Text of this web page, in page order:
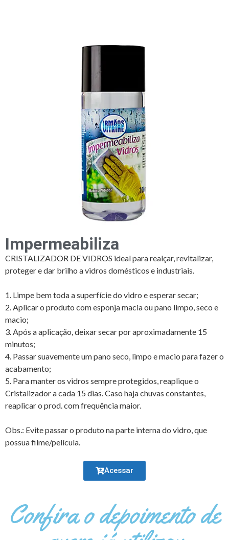
Impermeabiliza
CRISTALIZADOR DE VIDROS ideal para realçar, revitalizar,
proteger e dar brilho a vidros domésticos e industriais.
1. Limpe bem toda a superfície do vidro e esperar secar;
2. Aplicar o produto com esponja macia ou pano limpo, seco e
macio;
3. Após a aplicação, deixar secar por aproximadamente 15
minutos;
4. Passar suavemente um pano seco, limpo e macio para fazer o
acabamento;
5. Para manter os vidros sempre protegidos, reaplique o
Cristalizador a cada 15 dias. Caso haja chuvas constantes,
reaplicar o prod. com frequência maior.
Obs.: Evite passar o produto na parte interna do vidro, que
possua filme/película.
Acessar
Confira o depoimento de